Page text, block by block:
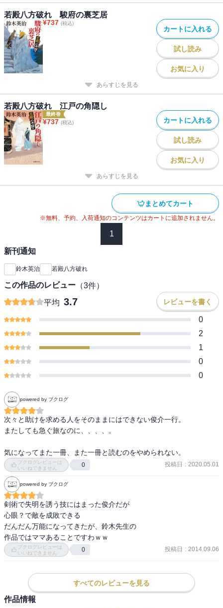
若殿八方破れ 駿府の裏芝居
¥737 (税込)
カートに入れる
試し読み
お気に入り
あらすじを見る
若殿八方破れ 江戸の角隠し
最終巻
¥737 (税込) カートに入れる
試し読み
お気に入り
あらすじを見る
まとめてカート
※無料、予約、入荷通知のコンテンツはカートに追加されません。
1
新刊通知
鈴木英治 若殿八方破れ
この作品のレビュー （3件）
平均 3.7 レビューを書く
0
2
1
0
0
powered by ブクログ
次々と助けを求める人をそのままにはできない俊介一行。
またしても急ぐ旅なのに、、、、。
気になってまた一冊、また一冊と読むのをやめられない。
ブクログレビューは
いいねできません
0 投稿日 : 2020.05.01
powered by ブクログ
剣術で失明を誘う技にはまった俊介だが
心眼？で敵を成敗できる
だんだん万能になってきたが、鈴木先生の
作品ではママあることですわｗｗ
ブクログレビューは
いいねできません
0 投稿日 : 2014.09.06
すべてのレビューを見る
作品情報